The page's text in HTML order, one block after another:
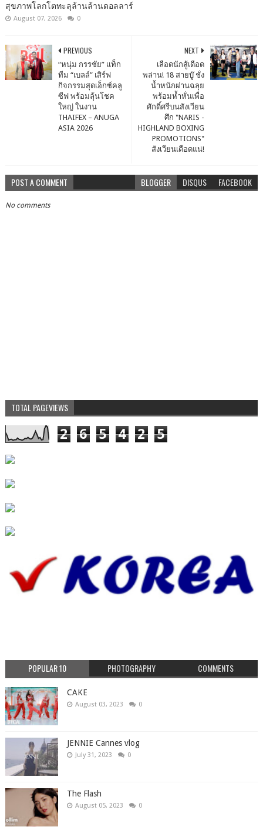
สุขภาพโลกโตทะลุล้านล้านดอลลาร์
August 07, 2026 0
NEXT
เลือดนักสู้เดือด
พล่าน! 18 สายบู๊ ชั่ง
น้ำหนักผ่านฉลุย
พร้อมห้ำหั่นเพื่อ
ศักดิ์ศรีบนสังเวียน
ศึก "NARIS -
HIGHLAND BOXING
PROMOTIONS"
สังเวียนเดือดแน่!
PREVIOUS
“หนุ่ม กรรชัย” แท็ก
ทีม “เบลล์” เสิร์ฟ
กิจกรรมสุดเอ็กซ์คลู
ซีฟ พร้อมลุ้นโชค
ใหญ่ ในงาน
THAIFEX – ANUGA
ASIA 2026
POST A COMMENT BLOGGER DISQUS FACEBOOK
No comments
TOTAL PAGEVIEWS
2 6 5 4 2 5
POPULAR 10 PHOTOGRAPHY COMMENTS
CAKE
August 03, 2023 0
JENNIE Cannes vlog
July 31, 2023 0
The Flash
August 05, 2023 0